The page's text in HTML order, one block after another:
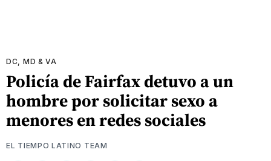
DC, MD & VA
Policía de Fairfax detuvo a un
hombre por solicitar sexo a
menores en redes sociales
EL TIEMPO LATINO TEAM